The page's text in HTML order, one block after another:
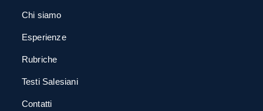
Chi siamo
Esperienze
Rubriche
Testi Salesiani
Contatti